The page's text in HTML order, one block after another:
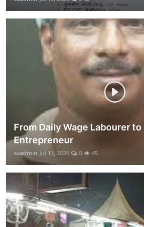
From Daily Wage Labourer
Entrepreneur
suadmin Jul 13, 2026 0 45